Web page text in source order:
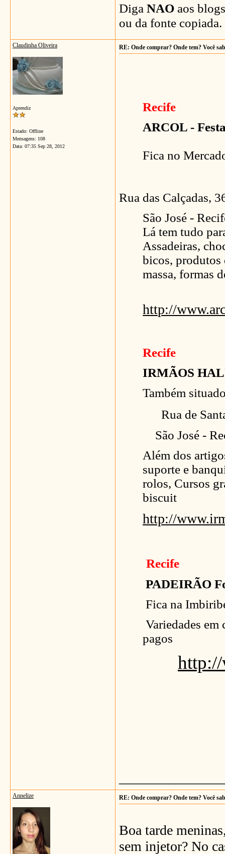
Diga NAO aos
ou da fonte copiada.
Claudinha Oliveira
Aprendiz
Estado: Offline
Mensagens: 108
Data: 07:35 Sep 28, 2012
RE: Onde comprar? Onde tem? Você
Recife
ARCOL -
Fica no
Rua das Calçadas,
São José -
Lá tem tudo
Assadeiras,
bicos, produtos
massa, formas
http://
Recife
IRMÃOS
Também
Rua de
São José -
Além dos
suporte e
rolos, Cursos
biscuit
http://
Recife
PADEIRÃO
Fica na
Variedades
pagos
Annelize RE: Onde comprar? Onde tem? Você
Boa tarde
sem injetor? No